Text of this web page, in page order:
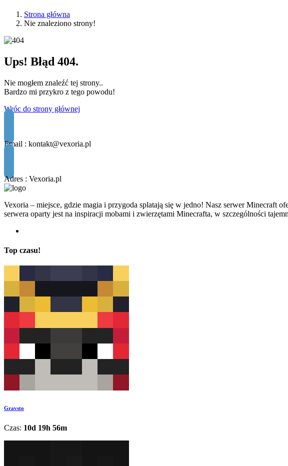
Strona główna
Nie znaleziono strony!
Ups! Błąd 404.
Nie mogłem znaleźć tej strony..
Bardzo mi przykro z tego powodu!
Wróc do strony głównej
Email : kontakt@vexoria.pl
Adres : Vexoria.pl
Vexoria – miejsce, gdzie magia i przygoda splatają się w jedno! Nasz serwer Minecraft
serwera oparty jest na inspiracji mobami i zwierzętami Minecrafta, w szczególności
Top czasu!
Gravsto
Czas: 10d 19h 56m